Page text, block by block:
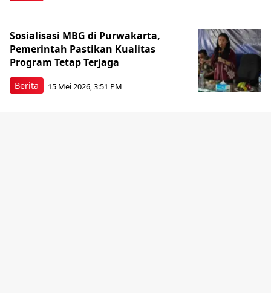
Berita
Sosialisasi MBG di Purwakarta,
Pemerintah Pastikan Kualitas
Program Tetap Terjaga
15 Mei 2026, 3:51 PM